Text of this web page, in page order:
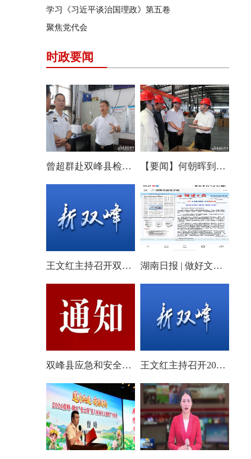
学习《习近平谈治国理政》第五卷
聚焦党代会
时政要闻
曾超群赴双峰县检查安全生产工作 【要闻】何朝晖到双峰县调研农机产业发展：以改革创新思维培育壮大产业发展新动能
王文红主持召开双峰县2026年第18次县委常委会会议 湖南日报 | 做好文旅产业的“花样文章”
双峰县应急和安全生产委员会关于启动全县防汛、地质灾害、自然灾害救助四级应急响应的通知 王文红主持召开2026年第3次县委常委会（扩大）会议